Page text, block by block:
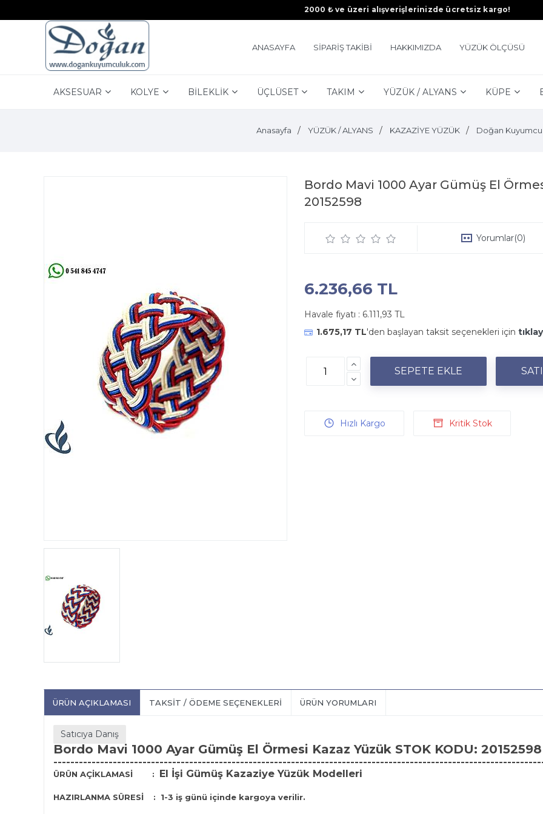
2000 ₺ ve üzeri alışverişlerinizde ücretsiz kargo!
ANASAYFA SİPARİŞ TAKİBİ HAKKIMIZDA YÜZÜK ÖLÇÜSÜ
AKSESUAR KOLYE BİLEKLİK ÜÇLÜSET TAKIM YÜZÜK / ALYANS KÜPE
Anasayfa YÜZÜK / ALYANS KAZAZİYE YÜZÜK Doğan
Bordo Mavi 1000 Ayar Gümüş El
20152598
Yorumlar(0)
6.236,66 TL
Havale fiyatı : 6.111,93 TL
1.675,17 TL'den başlayan taksit seçenekleri için
ÜRÜN AÇIKLAMASI TAKSIT / ÖDEME SEÇENEKLERI ÜRÜN YORUMLARI
Satıcıya Danış
Bordo Mavi 1000 Ayar Gümüş El Örmesi Kazaz Yüzük STOK KODU: 20152598
ÜRÜN AÇİKLAMASİ : El İşi Gümüş Kazaziye Yüzük Modelleri
HAZIRLANMA SÜRESİ : 1-3 iş günü içinde kargoya verilir.